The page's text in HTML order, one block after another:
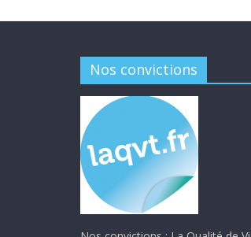
Nos convictions